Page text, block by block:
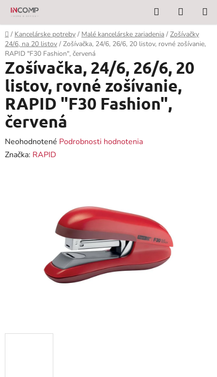
Prejsť
obsah
Hľadať
KOŠÍK
Domov
/ Kancelárske potreby / Malé kancelárske zariadenia / Zošívačky
24/6, na 20 listov / Zošívačka, 24/6, 26/6, 20 listov, rovné zošívanie,
RAPID "F30 Fashion", červená
Zošívačka, 24/6, 26/6, 20
listov, rovné zošívanie,
RAPID "F30 Fashion",
červená
Priemerné
hodnotenie
Neohodnotené Podrobnosti hodnotenia
Značka: RAPID